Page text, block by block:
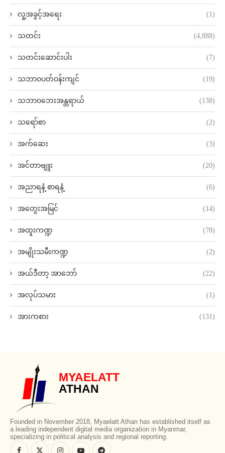
လူ့အခွင့်အရေး (1)
သတင်း (4,888)
သတင်းဆောင်းပါး (7)
သဘာဝပတ်ဝန်းကျင် (19)
သဘာဝဘေးအန္တရာယ် (138)
သရော်စာ (2)
အက်ဆေး (3)
အင်တာဗျူး (20)
အညာရနံ့ စာရနံ့ (6)
အတွေးအမြင် (14)
အထူးကဏ္ဍ (78)
အမျိုးသမီးကဏ္ဍ (2)
အယ်ဒီတာ့ အာဘော် (22)
အလုပ်သမား (1)
အားကစား (131)
MYAELATT
ATHAN
Founded in November 2018, Myaelatt Athan has established itself as
a leading independent digital media organization in Myanmar,
specializing in political analysis and regional reporting.